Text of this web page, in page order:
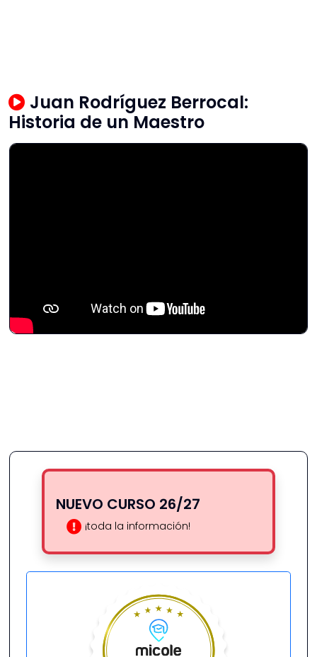
Juan Rodríguez Berrocal:
Historia de un Maestro
NUEVO CURSO 26/27
¡toda la información!